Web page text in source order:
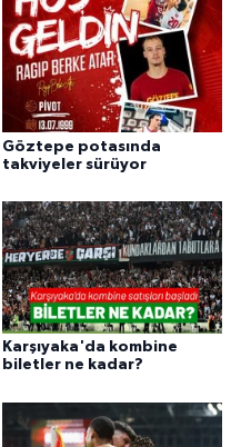
Göztepe potasında
takviyeler sürüyor
Karşıyaka'da kombine
biletler ne kadar?